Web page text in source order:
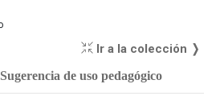
Ir a la colección ❭
Sugerencia de uso pedagógico